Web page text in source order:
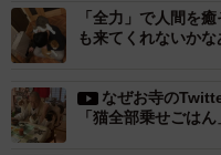
「全力」で人間を
も来てくれないかな
なぜお寺の
「猫全部乗せごは